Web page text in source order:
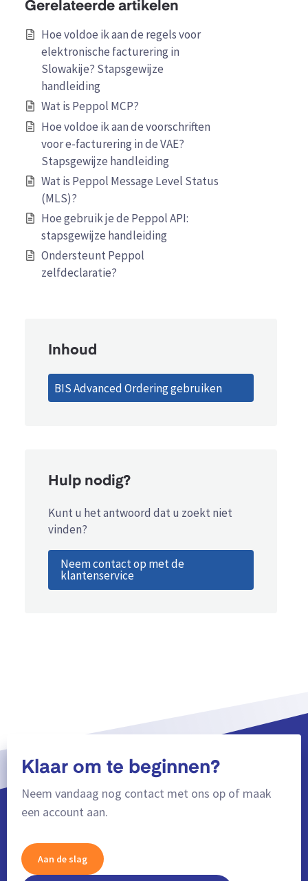
Gerelateerde artikelen
Hoe voldoe ik aan de regels voor
elektronische facturering in
Slowakije? Stapsgewijze
handleiding
Wat is Peppol MCP?
Hoe voldoe ik aan de voorschriften
voor e-facturering in de VAE?
Stapsgewijze handleiding
Wat is Peppol Message Level Status
(MLS)?
Hoe gebruik je de Peppol API:
stapsgewijze handleiding
Ondersteunt Peppol
zelfdeclaratie?
Inhoud
BIS Advanced Ordering gebruiken
Hulp nodig?
Kunt u het antwoord dat u zoekt niet
vinden?
Neem contact op met de
klantenservice
Klaar om te beginnen?
Neem vandaag nog contact met ons op of maak
een account aan.
Aan de slag